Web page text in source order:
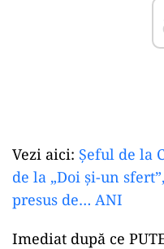
Vezi aici: Șeful de la
de la „Doi și-un
presus de… ANI
Imediat după ce